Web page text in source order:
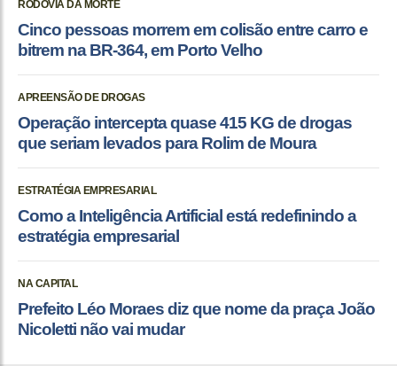
RODOVIA DA MORTE
Cinco pessoas morrem em colisão entre carro e
bitrem na BR-364, em Porto Velho
APREENSÃO DE DROGAS
Operação intercepta quase 415 KG de drogas
que seriam levados para Rolim de Moura
ESTRATÉGIA EMPRESARIAL
Como a Inteligência Artificial está redefinindo a
estratégia empresarial
NA CAPITAL
Prefeito Léo Moraes diz que nome da praça João
Nicoletti não vai mudar